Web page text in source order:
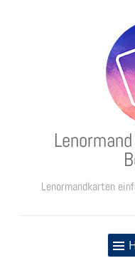
Lenormandkarten